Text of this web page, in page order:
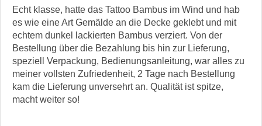
Echt klasse, hatte das Tattoo Bambus im Wind und hab
es wie eine Art Gemälde an die Decke geklebt und mit
echtem dunkel lackierten Bambus verziert. Von der
Bestellung über die Bezahlung bis hin zur Lieferung,
speziell Verpackung, Bedienungsanleitung, war alles zu
meiner vollsten Zufriedenheit, 2 Tage nach Bestellung
kam die Lieferung unversehrt an. Qualität ist spitze,
macht weiter so!